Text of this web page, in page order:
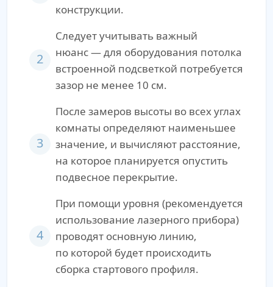
конструкции.
2
Следует учитывать важный
нюанс — для оборудования потолка
встроенной подсветкой потребуется
зазор не менее 10 см.
3
После замеров высоты во всех углах
комнаты определяют наименьшее
значение, и вычисляют расстояние,
на которое планируется опустить
подвесное перекрытие.
4
При помощи уровня (рекомендуется
использование лазерного прибора)
проводят основную линию,
по которой будет происходить
сборка стартового профиля.